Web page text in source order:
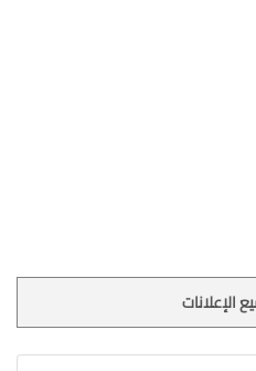
الإعلانات